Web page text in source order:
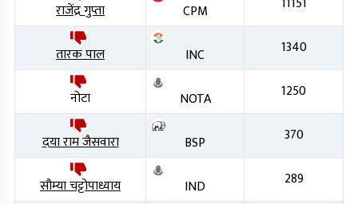
राजेंद्र गुप्ता CPM
तारक पाल INC 1340
नोटा NOTA 1250
दया राम जैसवारा BSP 370
सौम्या चट्टोपाध्याय IND 289